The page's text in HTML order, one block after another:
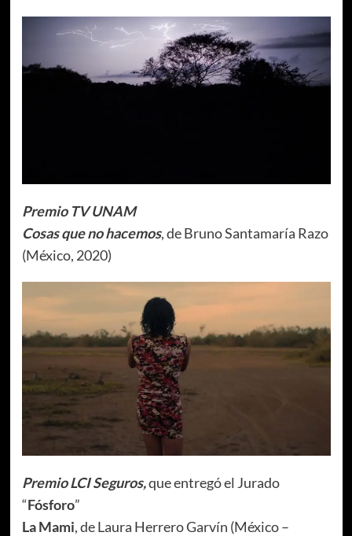
Premio TV UNAM
Cosas que no hacemos, de Bruno Santamaría Razo
(México, 2020)
Premio LCI Seguros,que entregó el Jurado
“Fósforo”
La Mami, de Laura Herrero Garvín (México –